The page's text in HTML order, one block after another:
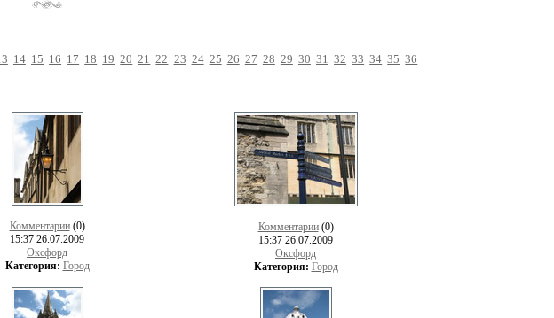
14 15 16 17 18 19 20 21 22 23 24 25 26 27 28 29 30 31 32 33 34 35 36
Комментарии(0)
15:37 26.07.2009
Оксфорд
Категория: Город
Комментарии(0)
15:37 26.07.2009
Оксфорд
Категория: Город